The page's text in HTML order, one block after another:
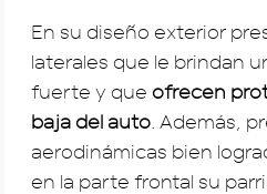
En su diseño exterior
laterales que le brindan
fuerte y que ofrecen
baja del auto . Además,
aerodinámicas bien
en la parte frontal su